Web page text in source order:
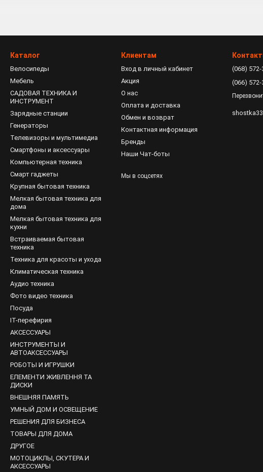
видов (G652, G657). Они помогают убрать излишки кабеля и
есть и другие преимущества:
от повреждений.
дизайн, прекрасно вписывающийся в любой интерьер.
внутри коробки, помогают уложить кабель таким образом, чтобы не
надежность.
пластика (содержит в себе LSZH-компоненты), который не
температурный диапазон от -40˚С до +70˚С.
на стену с помощью липкой двусторонней площадки и двух дюбель-
настенные абонентские коробки
в этой сфере и хорошо зарекомендовали себя.
найти все необходимое, чтобы заменить старую или проложить новую
вам точно понадобятся для разводки и оконцовки кабеля. Цена на
Каталог
Велосипеды
Мебель
САДОВАЯ ТЕХНИКА И
ИНСТРУМЕНТ
Зарядные станции
Генераторы
Телевизоры и мультимедиа
Смартфоны и аксессуары
Компьютерная техника
Смарт гаджеты
Крупная бытовая техника
Мелкая бытовая техника для
дома
Мелкая бытовая техника для
кухни
Встраиваемая бытовая
техника
Техника для красоты и ухода
Климатическая техника
Аудио техника
Фото видео техника
Посуда
IT-перефирия
АКСЕССУАРЫ
ИНСТРУМЕНТЫ И
АВТОАКСЕССУАРЫ
РОБОТЫ И ИГРУШКИ
ЕЛЕМЕНТИ ЖИВЛЕННЯ ТА
ДИСКИ
ВНЕШНЯЯ ПАМЯТЬ
УМНЫЙ ДОМ И ОСВЕЩЕНИЕ
РЕШЕНИЯ ДЛЯ БИЗНЕСА
ТОВАРЫ ДЛЯ ДОМА
ДРУГОЕ
МОТОЦИКЛЫ, СКУТЕРА И
АКСЕССУАРЫ
Клиентам
Вход в личный кабинет
Акция
О нас
Оплата и доставка
Обмен и возврат
Контактная информация
Бренды
Наши Чат-боты
Мы в соцсетях
(068) 572-
(066) 572-